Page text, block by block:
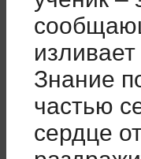
Знание
частью
сердце